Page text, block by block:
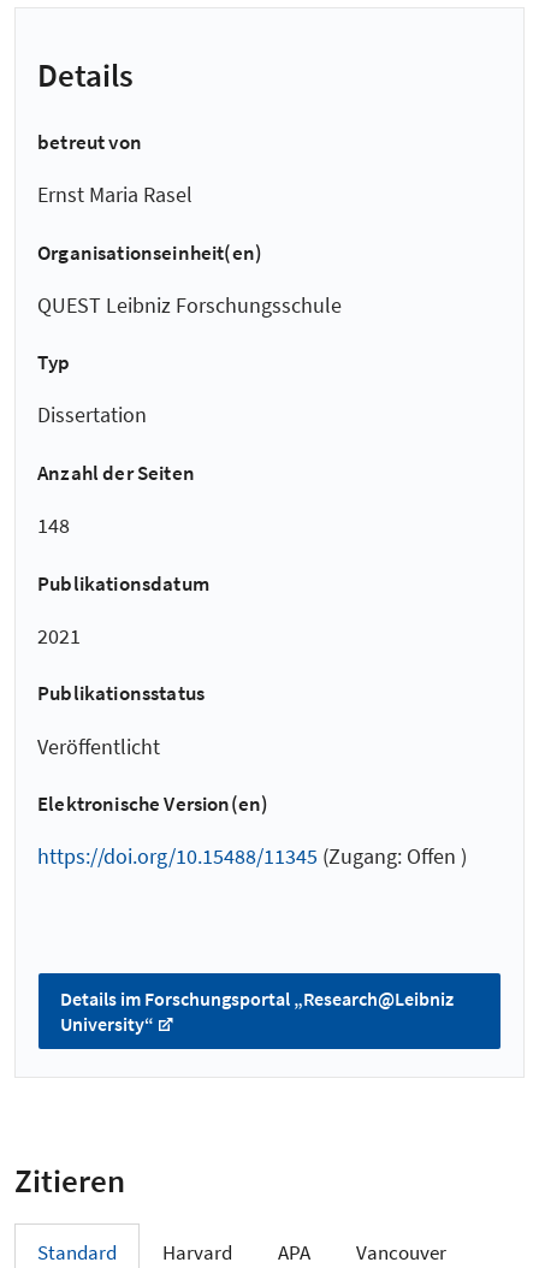
Details
betreut von
Ernst Maria Rasel
Organisationseinheit(en)
QUEST Leibniz Forschungsschule
Typ
Dissertation
Anzahl der Seiten
148
Publikationsdatum
2021
Publikationsstatus
Veröffentlicht
Elektronische Version(en)
https://doi.org/10.15488/11345 (Zugang: Offen )
Details im Forschungsportal „Research@Leibniz
University“
Zitieren
Standard Harvard APA Vancouver